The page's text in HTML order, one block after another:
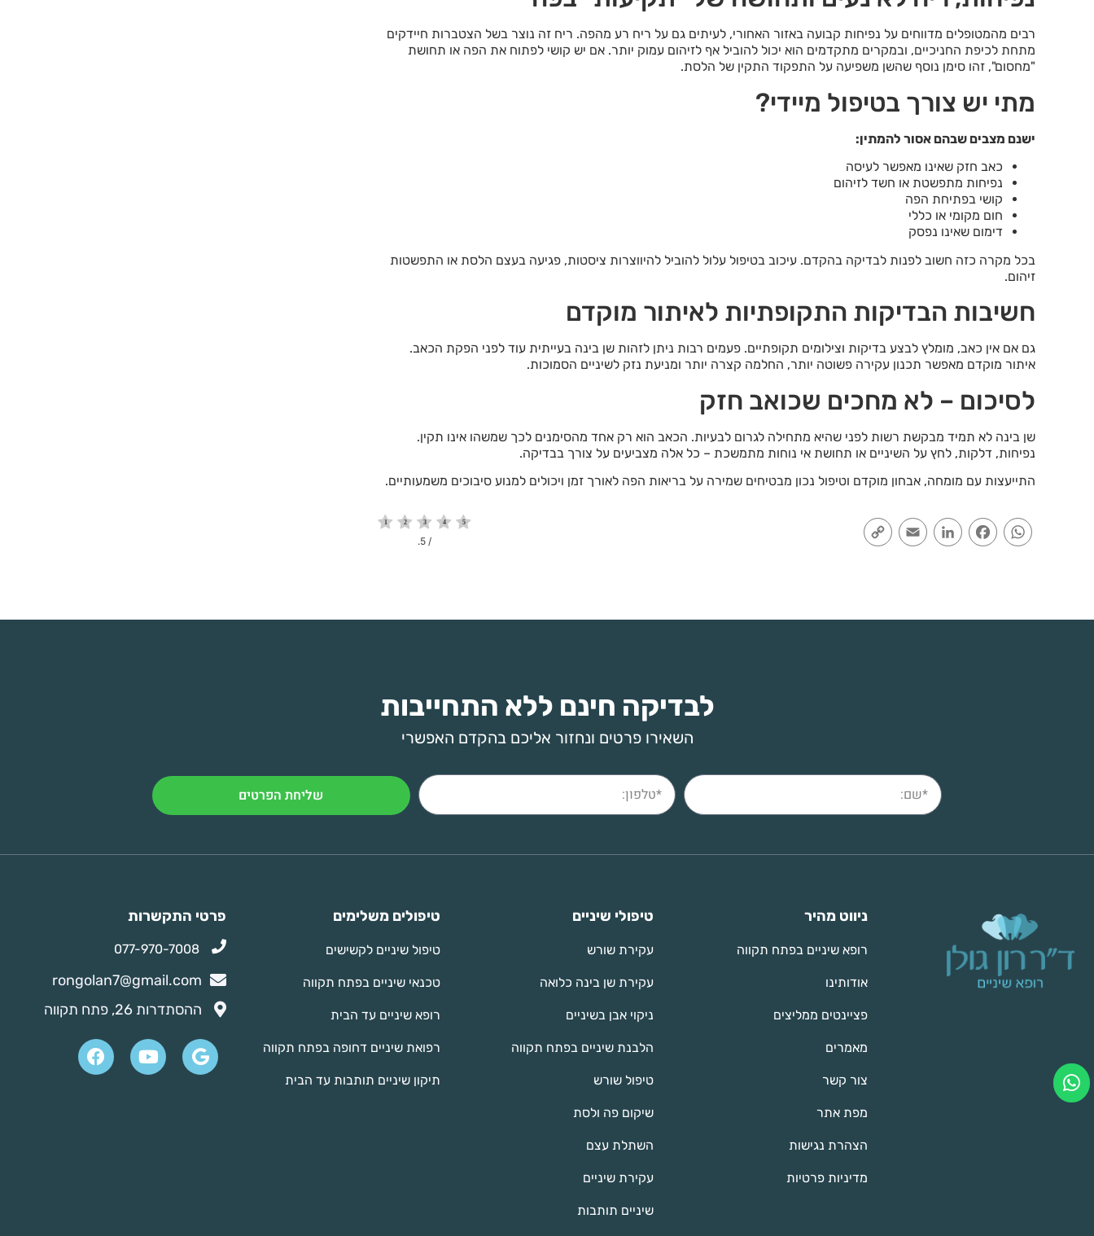
רבים מהמטופלים מדווחים על נפיחות קבועה באזור האחורי, לעיתים גם על ריח רע מהפה. ריח זה נוצר בשל הצטברות חיידקים
מתחת לכיפת החניכיים, ובמקרים מתקדמים הוא יכול להוביל אף לזיהום עמוק יותר. אם יש קושי לפתוח את הפה או תחושת
"מחסום", זהו סימן נוסף שהשן משפיעה על התפקוד התקין של הלסת.
מתי יש צורך בטיפול מיידי?
ישנם מצבים שבהם אסור להמתין:
כאב חזק שאינו מאפשר לעיסה
נפיחות מתפשטת או חשד לזיהום
קושי בפתיחת הפה
חום מקומי או כללי
דימום שאינו נפסק
בכל מקרה כזה חשוב לפנות לבדיקה בהקדם. עיכוב בטיפול עלול להוביל להיווצרות ציסטות, פגיעה בעצם הלסת או התפשטות
זיהום.
חשיבות הבדיקות התקופתיות לאיתור מוקדם
גם אם אין כאב, מומלץ לבצע בדיקות וצילומים תקופתיים. פעמים רבות ניתן לזהות שן בינה בעייתית עוד לפני הפקת הכאב.
איתור מוקדם מאפשר תכנון עקירה פשוטה יותר, החלמה קצרה יותר ומניעת נזק לשיניים הסמוכות.
לסיכום – לא מחכים שכואב חזק
שן בינה לא תמיד מבקשת רשות לפני שהיא מתחילה לגרום לבעיות. הכאב הוא רק אחד מהסימנים לכך שמשהו אינו תקין.
נפיחות, דלקות, לחץ על השיניים או תחושת אי נוחות מתמשכת – כל אלה מצביעים על צורך בבדיקה.
התייעצות עם מומחה, אבחון מוקדם וטיפול נכון מבטיחים שמירה על בריאות הפה לאורך זמן ויכולים למנוע סיבוכים משמעותיים.
WhatsApp
Facebook
LinkedIn
Email
/ 5.
לבדיקה חינם ללא התחייבות
השאירו פרטים ונחזור אליכם בהקדם האפשרי
שליחת הפרטים
ניווט מהיר
רופא שיניים בפתח תקווה
אודותינו
פציינטים ממליצים
מאמרים
צור קשר
מפת אתר
הצהרת נגישות
מדיניות פרטיות
טיפולי שיניים
עקירת שורש
עקירת שן בינה כלואה
ניקוי אבן בשיניים
הלבנת שיניים בפתח תקווה
טיפול שורש
שיקום פה ולסת
השתלת עצם
עקירת שיניים
שיניים תותבות
טיפולים משלימים
טיפול שיניים לקשישים
טכנאי שיניים בפתח תקווה
רופא שיניים עד הבית
רפואת שיניים דחופה בפתח תקווה
תיקון שיניים תותבות עד הבית
פרטי התקשרות
077-970-7008
rongolan7@gmail.com
ההסתדרות 26, פתח תקווה